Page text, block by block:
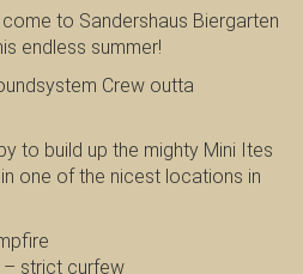
to Sandershaus Biergarten
endless summer!
Crew outta
to build up the mighty Mini Ites
one of the nicest locations in
– strict curfew